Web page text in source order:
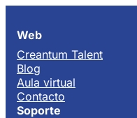
Web
Creantum Talent
Blog
Aula virtual
Contacto
Soporte